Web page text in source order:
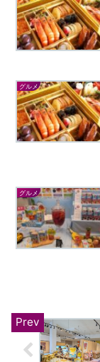
グルメ
グルメ